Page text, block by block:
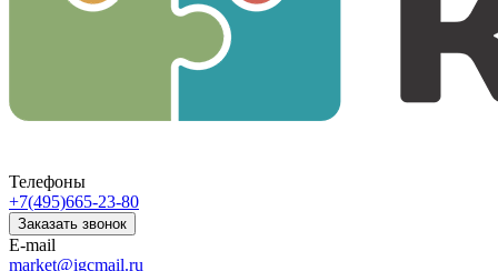
Телефоны
+7(495)665-23-80
Заказать звонок
E-mail
market@igcmail.ru